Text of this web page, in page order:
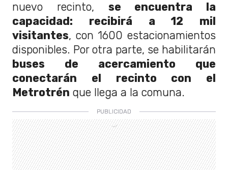
nuevo recinto, se encuentra la
capacidad: recibirá a 12 mil
visitantes, con 1600 estacionamientos
disponibles. Por otra parte, se habilitarán
buses de acercamiento que
conectarán el recinto con el
Metrotrén que llega a la comuna.